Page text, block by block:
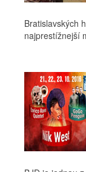
Bratislavských
najprestížnejší